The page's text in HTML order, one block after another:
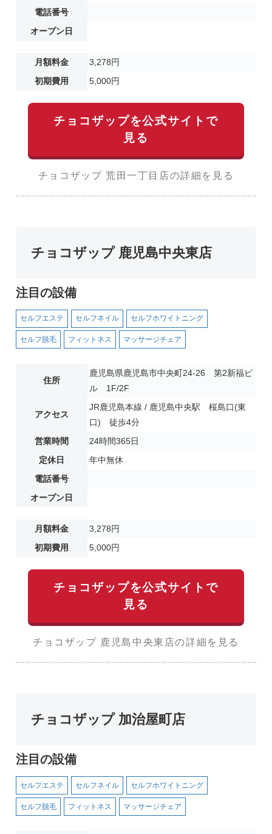
電話番号
オープン日
月額料金
3,278円
初期費用
5,000円
チョコザップを公式サイトで
見る
チョコザップ 荒田一丁目店の詳細を見る
チョコザップ 鹿児島中央東店
注目の設備
セルフエステ セルフネイル セルフホワイトニング
セルフ脱毛 フィットネス マッサージチェア
住所
鹿児島県鹿児島市中央町24-26 第2新福ビ
ル 1F/2F
アクセス
JR鹿児島本線 / 鹿児島中央駅 桜島口(東
口) 徒歩4分
営業時間
24時間365日
定休日
年中無休
電話番号
オープン日
月額料金
3,278円
初期費用
5,000円
チョコザップを公式サイトで
見る
チョコザップ 鹿児島中央東店の詳細を見る
チョコザップ 加治屋町店
注目の設備
セルフエステ セルフネイル セルフホワイトニング
セルフ脱毛 フィットネス マッサージチェア